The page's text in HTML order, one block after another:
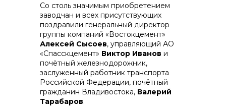
Со столь значимым приобретением
заводчан и всех присутствующих
поздравили генеральный директор
группы компаний «Востокцемент»
Алексей Сысоев, управляющий АО
«Спасскцемент» Виктор Иванов и
почётный железнодорожник,
заслуженный работник транспорта
Российской Федерации, почётный
гражданин Владивостока, Валерий
Тарабаров.